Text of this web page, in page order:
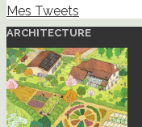
Mes Tweets
ARCHITECTURE